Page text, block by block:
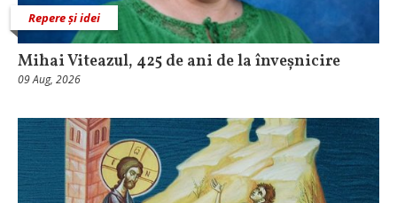
Repere și idei
Mihai Viteazul, 425 de ani de la înveșnicire
09 Aug, 2026